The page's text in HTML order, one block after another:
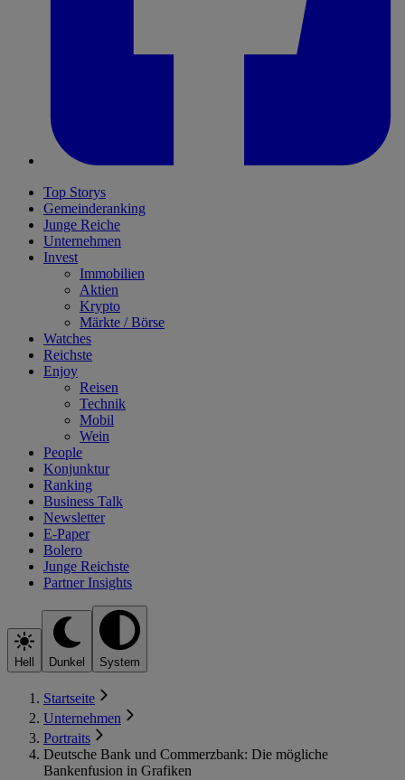
Top Storys
Gemeinderanking
Junge Reiche
Unternehmen
Invest
Immobilien
Aktien
Krypto
Märkte / Börse
Watches
Reichste
Enjoy
Reisen
Technik
Mobil
Wein
People
Konjunktur
Ranking
Business Talk
Newsletter
E-Paper
Bolero
Junge Reichste
Partner Insights
Hell Dunkel System
Startseite
Unternehmen
Portraits
Deutsche Bank und Commerzbank: Die mögliche
Bankenfusion in Grafiken